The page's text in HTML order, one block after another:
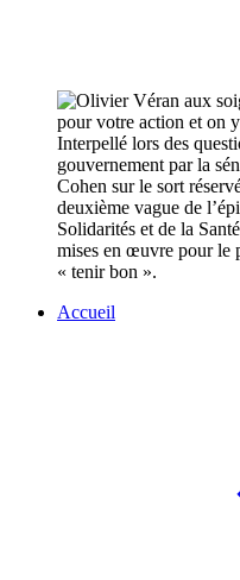
Interpellé lors des
gouvernement par la
Cohen sur le sort
deuxième vague de
Solidarités et de la
mises en œuvre pour le
« tenir bon ».
Accueil